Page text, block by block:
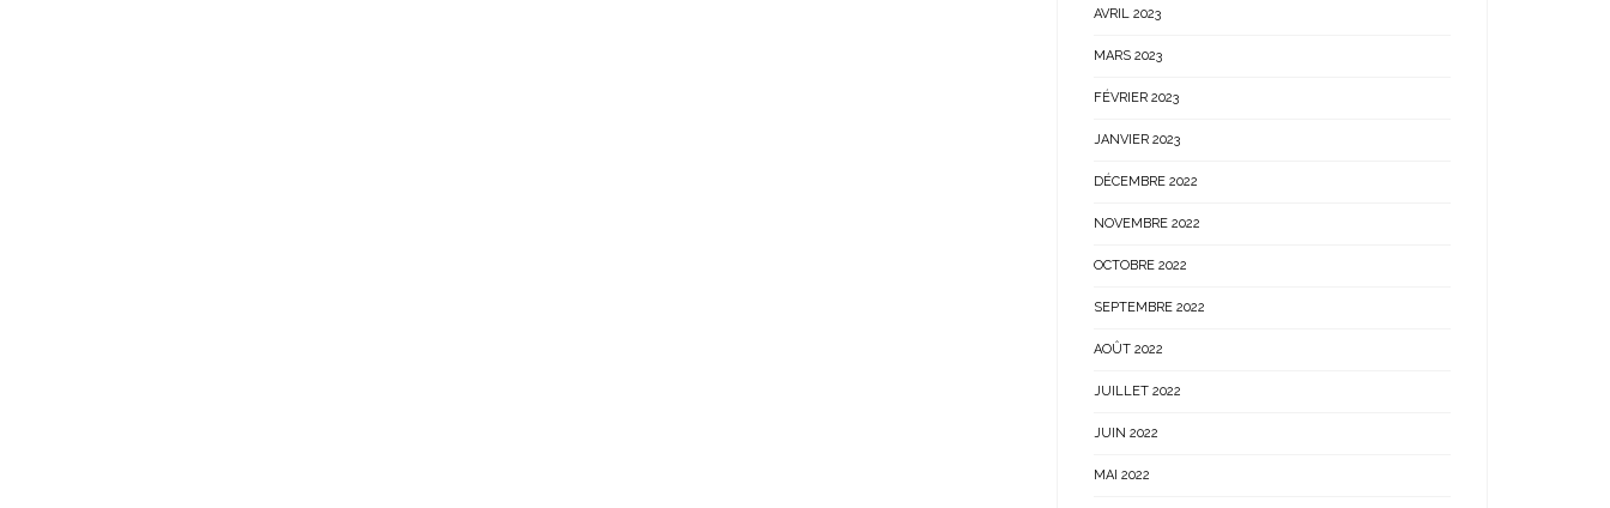
AVRIL 2023
MARS 2023
FÉVRIER 2023
JANVIER 2023
DÉCEMBRE 2022
NOVEMBRE 2022
OCTOBRE 2022
SEPTEMBRE 2022
AOÛT 2022
JUILLET 2022
JUIN 2022
MAI 2022